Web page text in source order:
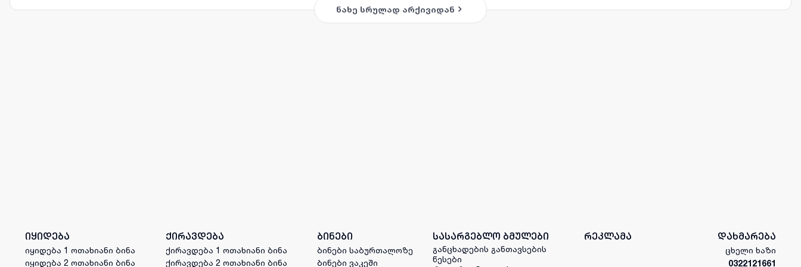
ნახე სრულად არქივიდან
იყიდება
იყიდება 1 ოთახიანი ბინა
იყიდება 2 ოთახიანი ბინა
ქირავდება
ქირავდება 1 ოთახიანი ბინა
ქირავდება 2 ოთახიანი ბინა
ბინები
ბინები საბურთალოზე
ბინები ვაკეში
სასარგებლო ბმულები
განცხადების განთავსების
წესები
რეკლამა დახმარება
ცხელი ხაზი
0322121661